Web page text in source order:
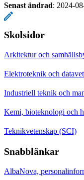
Senast ändrad: 2024-
Skolsidor
Arkitektur och
Elektroteknik och
Industriell teknik och
Kemi, bioteknologi och
Teknikvetenskap (SCI)
Snabblänkar
AlbaNova,